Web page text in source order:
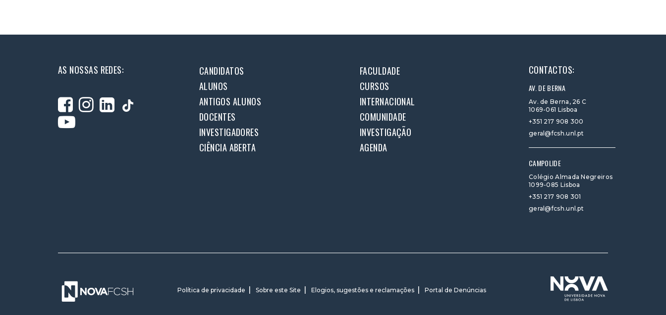
AS NOSSAS REDES: CANDIDATOS
FACULDADE
ALUNOS
CURSOS
ANTIGOS ALUNOS
INTERNACIONAL
DOCENTES
COMUNIDADE
INVESTIGADORES
INVESTIGAÇÃO
CIÊNCIA ABERTA
AGENDA
CONTACTOS:
AV. DE BERNA
Av. de Berna, 26 C
1069-061 Lisboa
+351 217 908 300
geral@fcsh.unl.pt
CAMPOLIDE
Colégio Almada Negreiros
1099-085 Lisboa
+351 217 908 301
geral@fcsh.unl.pt
Política de privacidade Sobre este Site Elogios, sugestões e reclamações Portal de Denúncias